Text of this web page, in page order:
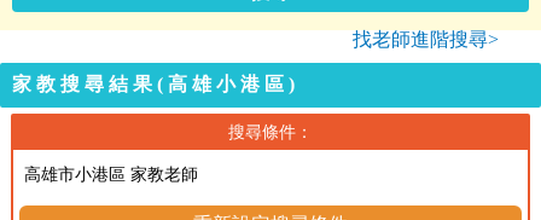
找老師進階搜尋>
家教搜尋結果(高雄小港區)
搜尋條件：
高雄市小港區 家教老師